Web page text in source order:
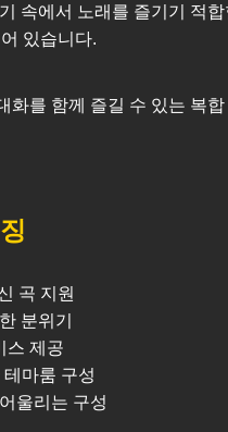
속에서 노래를 즐기기 적
있습니다.
를 함께 즐길 수 있는 복
곡 지원
분위기
스 제공
마룸 구성
울리는 구성